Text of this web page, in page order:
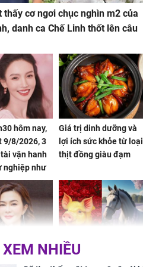
thấy cơ ngơi chục nghìn m2 của
danh ca Chế Linh thốt lên câu
hôm nay,
9/8/2026, 3
vận hanh
nghiệp như
Rồng', vét
trong thiên
Giá trị dinh dưỡng và
lợi ích sức khỏe từ loại
thịt đồng giàu đạm
nhân Hồng
Tử vi tuần mới (từ 10
NHIỀU